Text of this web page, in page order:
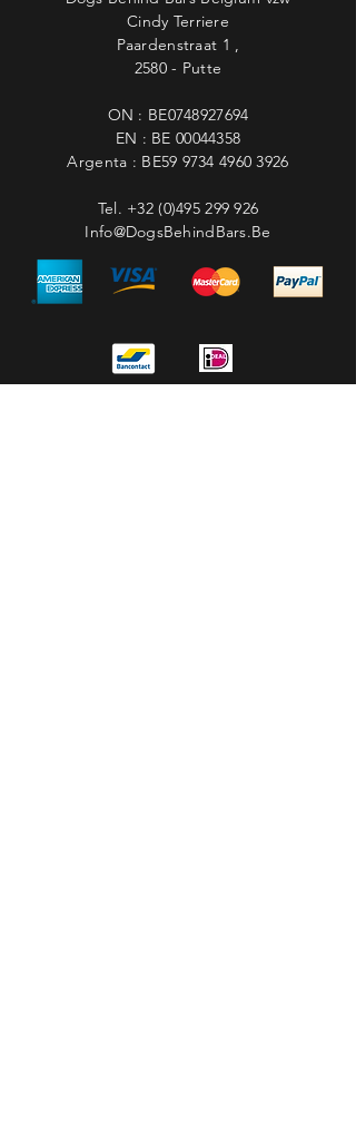
Cindy Terriere
Paardenstraat 1 ,
2580 - Putte
ON : BE0748927694
EN : BE 00044358
Argenta : BE59 9734 4960 3926
Tel. +32 (0)495 299 926
Info@DogsBehindBars.Be